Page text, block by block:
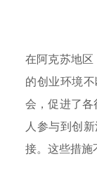
在阿克苏地区
的创业环境
会，促进了
人参与到创
接。这些措施